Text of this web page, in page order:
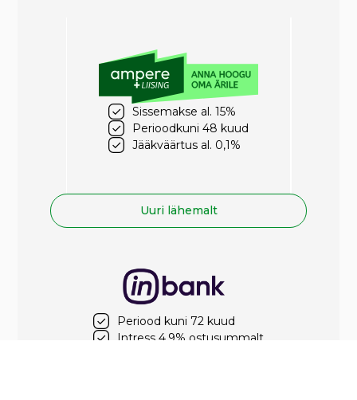
Sissemakse al. 15%
Perioodkuni 48 kuud
Jääkväärtus al. 0,1%
Periood kuni 72 kuud
Intress 4,9% ostusummalt
Uuri lähemalt